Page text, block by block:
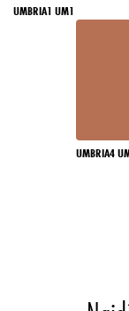
UMBRIA1 UM1
UMBRIA4